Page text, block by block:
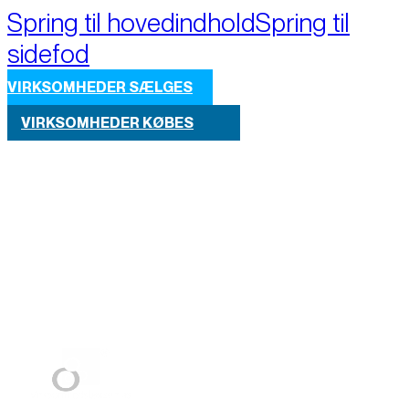
Spring til hovedindholdSpring til
sidefod
VIRKSOMHEDER SÆLGES
VIRKSOMHEDER KØBES